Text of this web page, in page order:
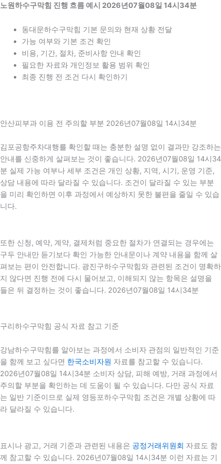
노원하수구막힘 진행 흐름 예시 2026년07월08일 14시34분
동대문하수구막힘 기본 문의와 현재 상황 전달
가능 여부와 기본 조건 확인
비용, 기간, 절차, 준비사항 안내 확인
필요한 자료와 개인정보 활용 범위 확인
최종 진행 전 조건 다시 확인하기
안산피부과 이용 전 주의할 부분 2026년07월08일 14시34분
김포공항주차대행를 확인할 때는 충분한 설명 없이 결과만 강조하는
안내를 신중하게 살펴보는 것이 좋습니다. 2026년07월08일 14시34
분 실제 가능 여부나 세부 조건은 개인 상황, 지역, 시기, 운영 기준,
상담 내용에 따라 달라질 수 있습니다. 조건이 달라질 수 있는 부분
을 미리 확인하면 이후 과정에서 예상하지 못한 불편을 줄일 수 있습
니다.
또한 신청, 예약, 계약, 결제처럼 중요한 절차가 연결되는 경우에는
구두 안내만 듣기보다 확인 가능한 안내문이나 계약 내용을 함께 살
펴보는 편이 안전합니다. 광진구하수구막힘와 관련된 조건이 명확하
지 않다면 진행 전에 다시 물어보고, 이해되지 않는 항목은 설명을
들은 뒤 결정하는 것이 좋습니다. 2026년07월08일 14시34분
구리하수구막힘 공식 자료 참고 기준
강남하수구막힘를 알아보는 과정에서 소비자 관점의 일반적인 기준
을 함께 보고 싶다면 한국소비자원 자료를 참고할 수 있습니다.
2026년07월08일 14시34분 소비자 상담, 피해 예방, 거래 과정에서
주의할 부분을 확인하는 데 도움이 될 수 있습니다. 다만 공식 자료
는 일반 기준이므로 실제 영등포하수구막힘 조건은 개별 상황에 따
라 달라질 수 있습니다.
표시나 광고, 거래 기준과 관련된 내용은 공정거래위원회 자료도 함
께 참고할 수 있습니다. 2026년07월08일 14시34분 이런 자료는 기